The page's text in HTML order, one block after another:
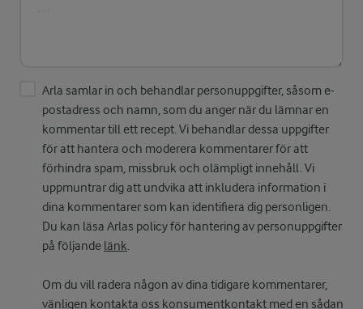
Arla samlar in och behandlar personuppgifter, såsom e-
postadress och namn, som du anger när du lämnar en
kommentar till ett recept. Vi behandlar dessa uppgifter
för att hantera och moderera kommentarer för att
förhindra spam, missbruk och olämpligt innehåll. Vi
uppmuntrar dig att undvika att inkludera information i
dina kommentarer som kan identifiera dig personligen.
Du kan läsa Arlas policy för hantering av personuppgifter
på följande länk.
Om du vill radera någon av dina tidigare kommentarer,
vänligen kontakta oss konsumentkontakt med en sådan